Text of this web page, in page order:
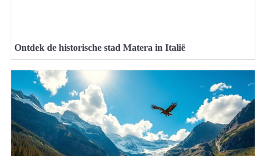
Ontdek de historische stad Matera in Italië